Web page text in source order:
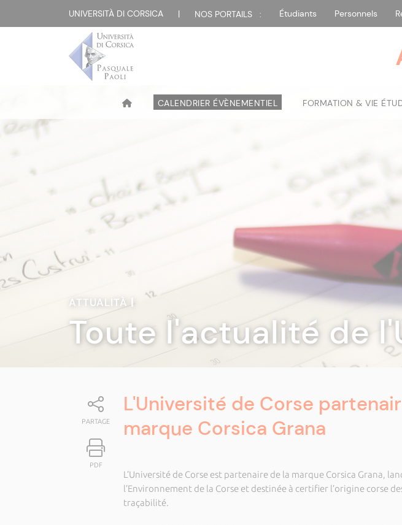
UNIVERSITÀ DI CORSICA | NOS PORTAILS : Étudiants Personnels
CALENDRIER ÉVÈNEMENTIEL FORMATION & VIE
ATTUALITÀ|
Toute l'actualité de
PARTAGE
PDF
L'Université de Corse
marque Corsica Grana
L’Université de Corse est partenaire de la marque Corsica Grana,
l’Environnement de la Corse et destinée à certifier l’origine corse
traçabilité.